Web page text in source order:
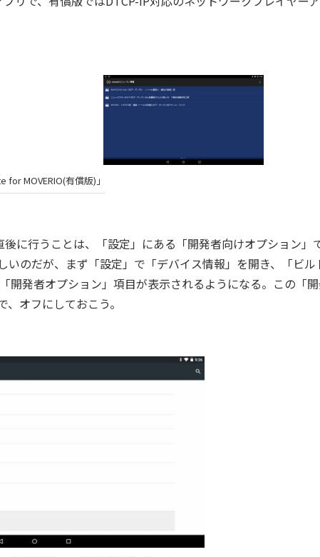
for MOVERIO(有償版)」
に行うことは、「設定」にある「開発者向けオプション」
いのだが、まず「設定」で「デバイス情報」を開き、「ビル
開発者オプション」項目が表示されるようになる。この「
オフにしておこう。